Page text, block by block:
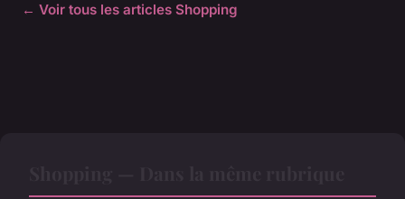
← Voir tous les articles Shopping